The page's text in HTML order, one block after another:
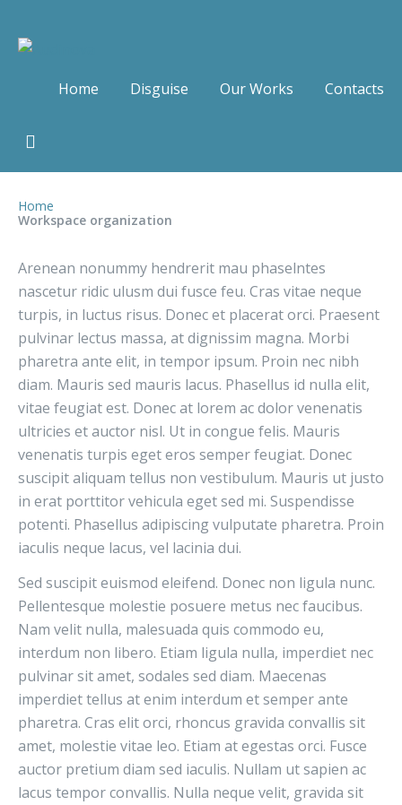
Home Disguise Our Works Contacts
Home
Workspace organization
Arenean nonummy hendrerit mau phaselntes
nascetur ridic ulusm dui fusce feu. Cras vitae neque
turpis, in luctus risus. Donec et placerat orci. Praesent
pulvinar lectus massa, at dignissim magna. Morbi
pharetra ante elit, in tempor ipsum. Proin nec nibh
diam. Mauris sed mauris lacus. Phasellus id nulla elit,
vitae feugiat est. Donec at lorem ac dolor venenatis
ultricies et auctor nisl. Ut in congue felis. Mauris
venenatis turpis eget eros semper feugiat. Donec
suscipit aliquam tellus non vestibulum. Mauris ut justo
in erat porttitor vehicula eget sed mi. Suspendisse
potenti. Phasellus adipiscing vulputate pharetra. Proin
iaculis neque lacus, vel lacinia dui.
Sed suscipit euismod eleifend. Donec non ligula nunc.
Pellentesque molestie posuere metus nec faucibus.
Nam velit nulla, malesuada quis commodo eu,
interdum non libero. Etiam ligula nulla, imperdiet nec
pulvinar sit amet, sodales sed diam. Maecenas
imperdiet tellus at enim interdum et semper ante
pharetra. Cras elit orci, rhoncus gravida convallis sit
amet, molestie vitae leo. Etiam at egestas orci. Fusce
auctor pretium diam sed iaculis. Nullam ut sapien ac
lacus tempor convallis. Nulla neque velit, gravida sit